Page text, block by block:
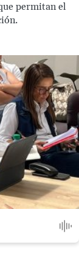
permitan el